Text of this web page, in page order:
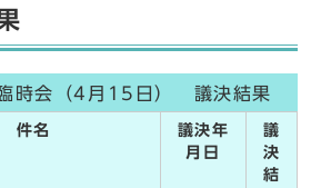
時会（4月15日） 議決結果
件名
議決年
月日
議
決
結